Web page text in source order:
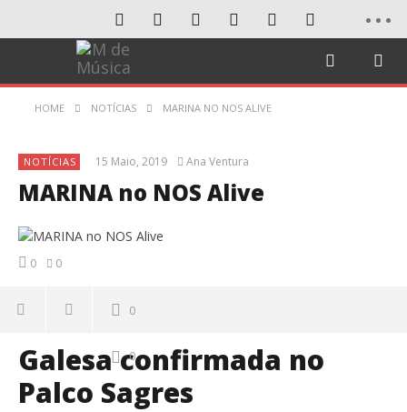
HOME NOTÍCIAS MARINA NO NOS ALIVE
NOTÍCIAS 15 Maio, 2019 Ana Ventura
MARINA no NOS Alive
0 0
0
0
Galesa confirmada no
Palco Sagres